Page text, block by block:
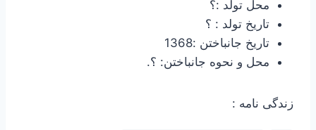
محل تولد :؟
تاریخ تولد : ؟
تاریخ جانباختن :1368
محل و نحوه جانباختن: ؟.
زندگی نامه :